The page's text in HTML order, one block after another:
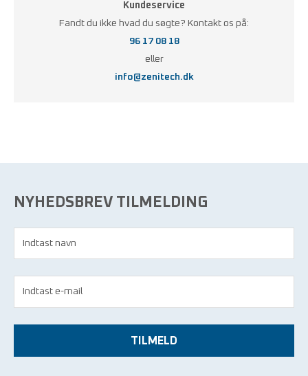
Kundeservice
Fandt du ikke hvad du søgte? Kontakt os på:
96 17 08 18
eller
info@zenitech.dk
NYHEDSBREV TILMELDING
TILMELD